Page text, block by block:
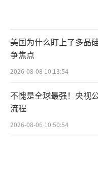
美国为什么盯上了多晶
争焦点
2026-08-08 10:13:54
不愧是全球最强！央视
流程
2026-08-06 10:50:54